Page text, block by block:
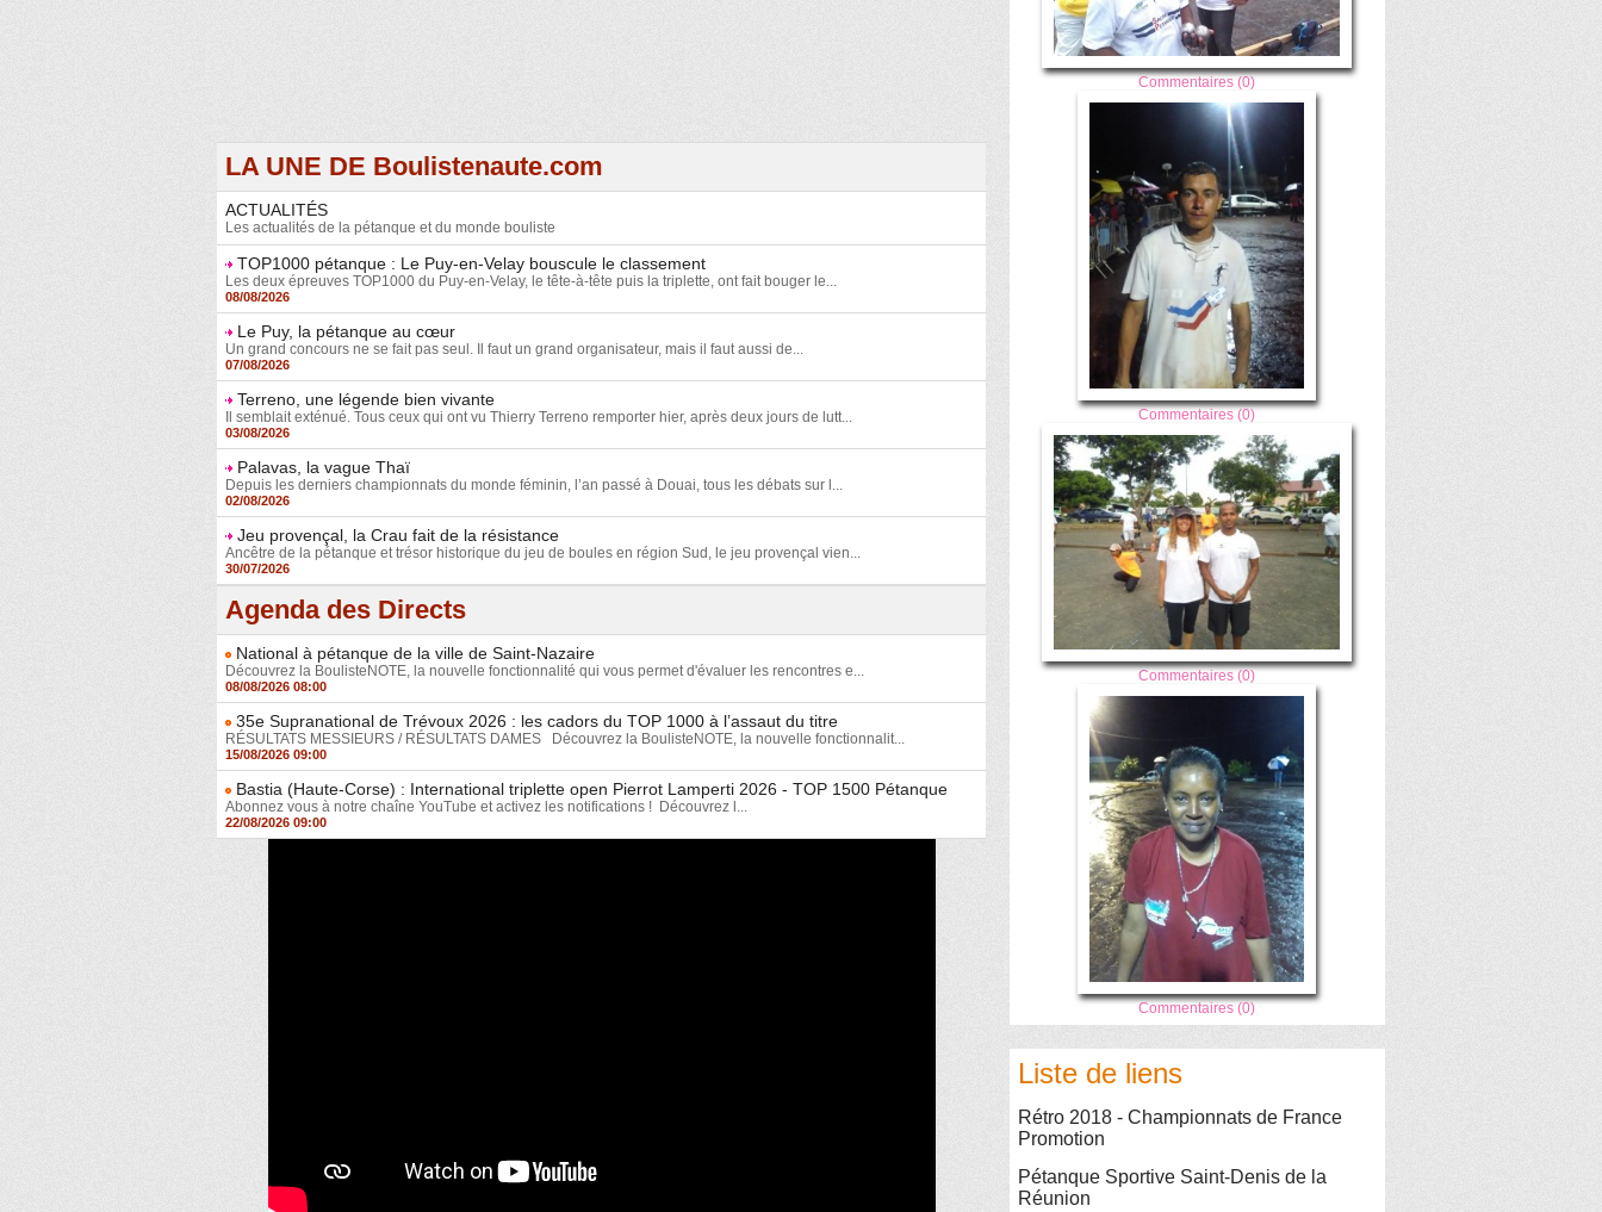
LA UNE DE Boulistenaute.com
ACTUALITÉS
Les actualités de la pétanque et du monde bouliste
TOP1000 pétanque : Le Puy-en-Velay bouscule le classement
Les deux épreuves TOP1000 du Puy-en-Velay, le tête-à-tête puis la triplette, ont fait bouger le...
08/08/2026
Le Puy, la pétanque au cœur
Un grand concours ne se fait pas seul. Il faut un grand organisateur, mais il faut aussi de...
07/08/2026
Terreno, une légende bien vivante
Il semblait exténué. Tous ceux qui ont vu Thierry Terreno remporter hier, après deux jours de lutt...
03/08/2026
Palavas, la vague Thaï
Depuis les derniers championnats du monde féminin, l’an passé à Douai, tous les débats sur l...
02/08/2026
Jeu provençal, la Crau fait de la résistance
Ancêtre de la pétanque et trésor historique du jeu de boules en région Sud, le jeu provençal vien...
30/07/2026
Agenda des Directs
National à pétanque de la ville de Saint-Nazaire
Découvrez la BoulisteNOTE, la nouvelle fonctionnalité qui vous permet d'évaluer les rencontres e...
08/08/2026 08:00
35e Supranational de Trévoux 2026 : les cadors du TOP 1000 à l’assaut du titre
RÉSULTATS MESSIEURS / RÉSULTATS DAMES Découvrez la BoulisteNOTE, la nouvelle fonctionnalit...
15/08/2026 09:00
Bastia (Haute-Corse) : International triplette open Pierrot Lamperti 2026 - TOP 1500 Pétanque
Abonnez vous à notre chaîne YouTube et activez les notifications ! Découvrez l...
22/08/2026 09:00
Commentaires (0)
Commentaires (0)
Commentaires (0)
Commentaires (0)
Liste de liens
Rétro 2018 - Championnats de France
Promotion
Pétanque Sportive Saint-Denis de la
Réunion